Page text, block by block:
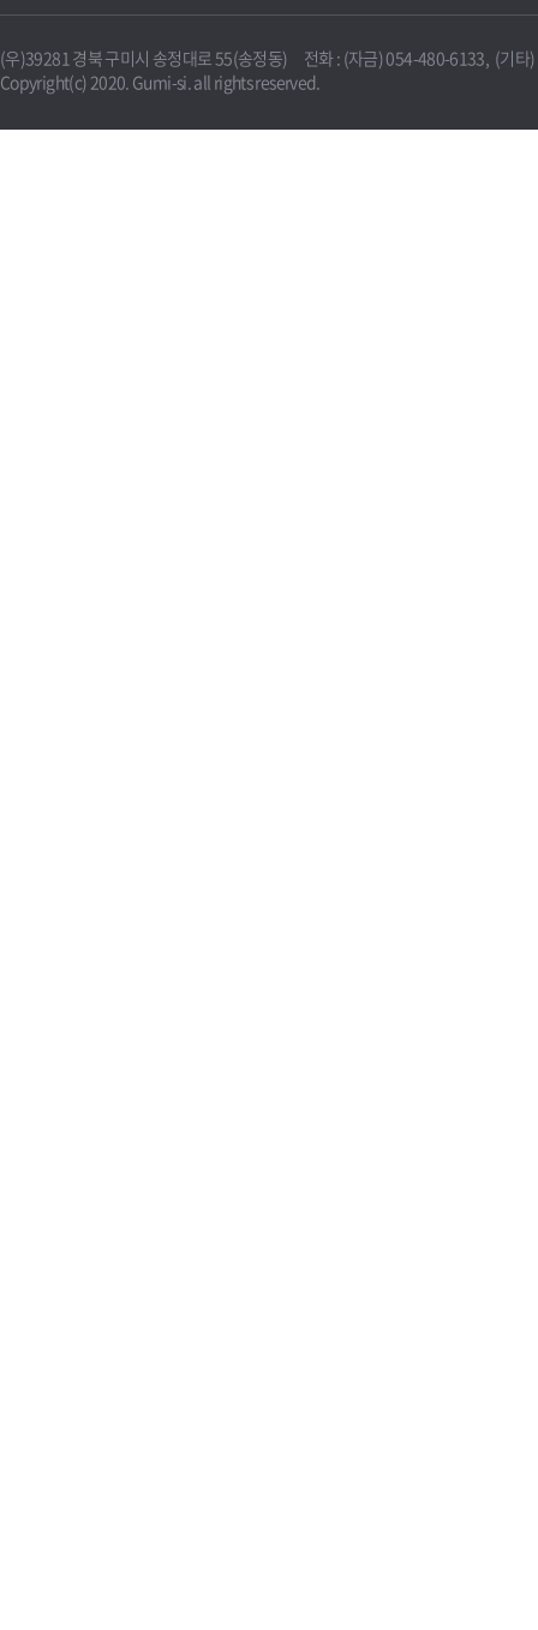
(우)39281 경북 구미시 송정대로 55(송정동) 전화 : (자금) 054-480-6133, (기타
Copyright(c) 2020. Gumi-si. all rights reserved.